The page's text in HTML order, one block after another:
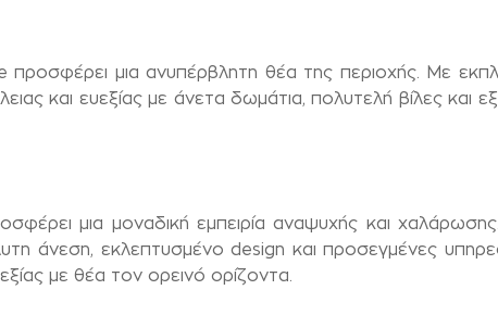
μια ανυπέρβλητη θέα της περιοχής. Με
και ευεξίας με άνετα δωμάτια, πολυτελή βίλες και
μια μοναδική εμπειρία αναψυχής και
άνεση, εκλεπτυσμένο design και προσεγμένες
με θέα τον ορεινό ορίζοντα.